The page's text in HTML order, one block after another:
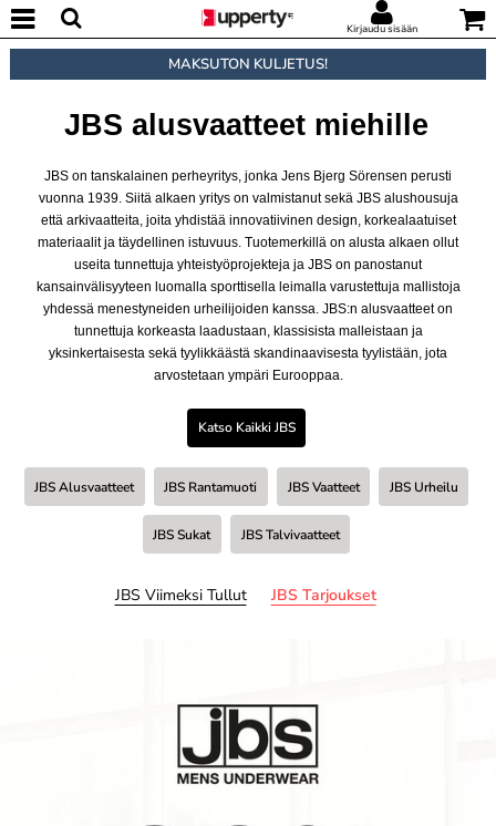
Kirjaudu sisään
MAKSUTON KULJETUS!
JBS alusvaatteet miehille
JBS on tanskalainen perheyritys, jonka Jens Bjerg Sörensen perusti
vuonna 1939. Siitä alkaen yritys on valmistanut sekä JBS alushousuja
että arkivaatteita, joita yhdistää innovatiivinen design, korkealaatuiset
materiaalit ja täydellinen istuvuus. Tuotemerkillä on alusta alkaen ollut
useita tunnettuja yhteistyöprojekteja ja JBS on panostanut
kansainvälisyyteen luomalla sporttisella leimalla varustettuja mallistoja
yhdessä menestyneiden urheilijoiden kanssa. JBS:n alusvaatteet on
tunnettuja korkeasta laadustaan, klassisista malleistaan ja
yksinkertaisesta sekä tyylikkäästä skandinaavisesta tyylistään, jota
arvostetaan ympäri Eurooppaa.
Katso Kaikki JBS
JBS Alusvaatteet JBS Rantamuoti JBS Vaatteet JBS Urheilu
JBS Sukat JBS Talvivaatteet
JBS Viimeksi Tullut JBS Tarjoukset